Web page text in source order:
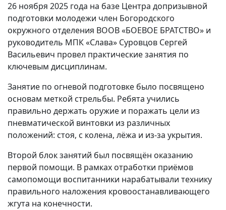
26 ноября 2025 года на базе Центра допризывной
подготовки молодежи член Богородского
окружного отделения ВООВ «БОЕВОЕ БРАТСТВО» и
руководитель МПК «Слава» Суровцов Сергей
Васильевич провел практические занятия по
ключевым дисциплинам.
Занятие по огневой подготовке было посвящено
основам меткой стрельбы. Ребята учились
правильно держать оружие и поражать цели из
пневматической винтовки из различных
положений: стоя, с колена, лёжа и из-за укрытия.
Второй блок занятий был посвящён оказанию
первой помощи. В рамках отработки приёмов
самопомощи воспитанники нарабатывали технику
правильного наложения кровоостанавливающего
жгута на конечности.